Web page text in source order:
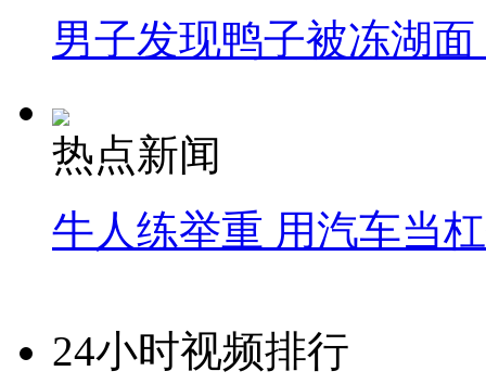
男子发现鸭子被冻湖
热点新闻
牛人练举重 用汽车当
24小时视频排行